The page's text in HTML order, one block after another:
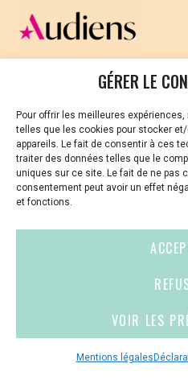
GÉRER LE
Pour offrir les meilleures
telles que les cookies pour stocker
appareils. Le fait de consentir à ces
traiter des données telles que le
uniques sur ce site. Le fait de ne pas
consentement peut avoir un effet
et fonctions.
VOIR LES
Mentions légales
CELLULE D’ÉCOUTE ET DE
Vous avez été témoin ou
vous êtes référent·es
ou d’informations ?
01 87 20 30 90
violences-sexuelles-
Espace
presse